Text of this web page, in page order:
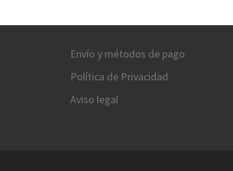
Envío y métodos de pago
Política de Privacidad
Aviso legal